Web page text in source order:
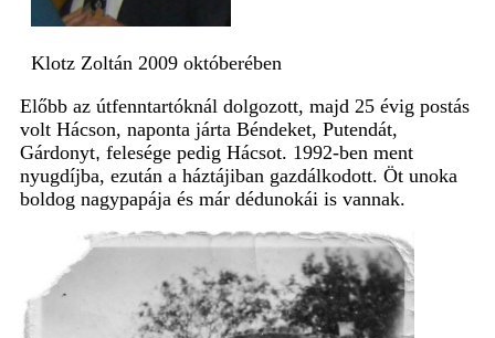
Klotz Zoltán 2009 októberében
Előbb az útfenntartóknál dolgozott, majd 25 évig postás
volt Hácson, naponta járta Béndeket, Putendát,
Gárdonyt, felesége pedig Hácsot. 1992-ben ment
nyugdíjba, ezután a háztájiban gazdálkodott. Öt unoka
boldog nagypapája és már dédunokái is vannak.